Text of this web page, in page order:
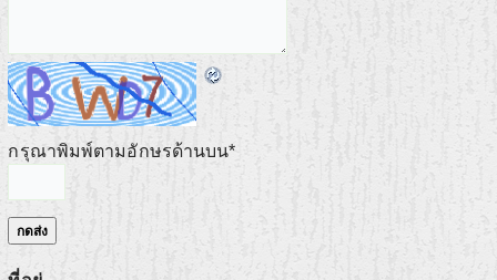
กรุณาพิมพ์ตามอักษรด้านบน*